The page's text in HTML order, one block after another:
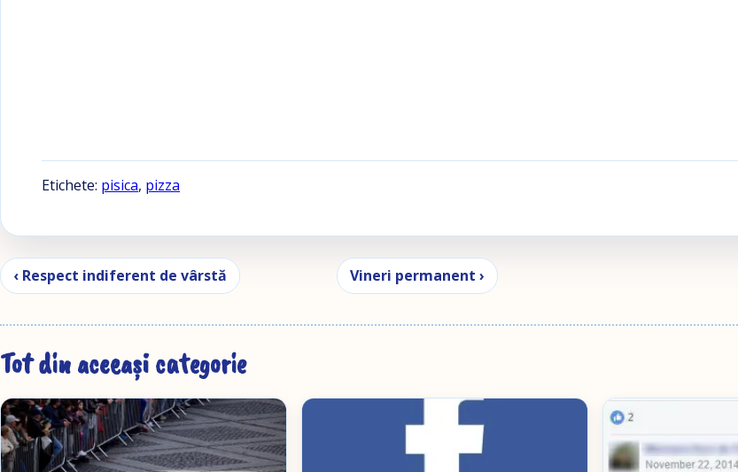
Etichete: pisica, pizza
Navigare în articole
‹ Respect indiferent de vârstă Vineri permanent ›
Tot din aceeași categorie